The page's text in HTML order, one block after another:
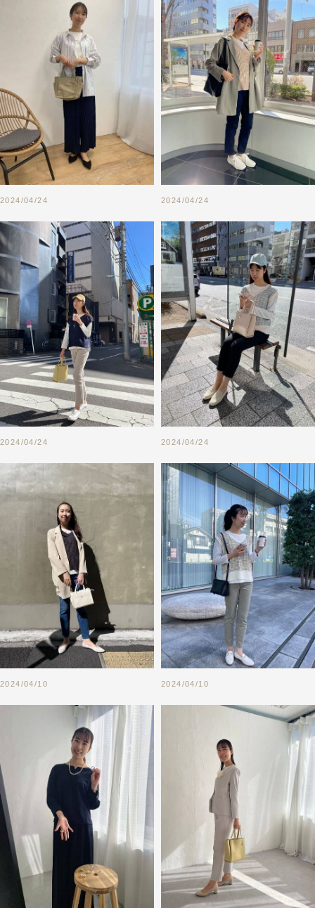
2024/04/24 2024/04/24
2024/04/24 2024/04/24
2024/04/10 2024/04/10